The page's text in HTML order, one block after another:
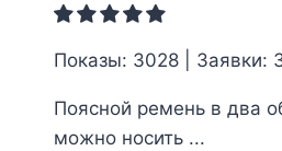
Показы: 3028 | Заявки:
Поясной ремень в два
можно носить ...